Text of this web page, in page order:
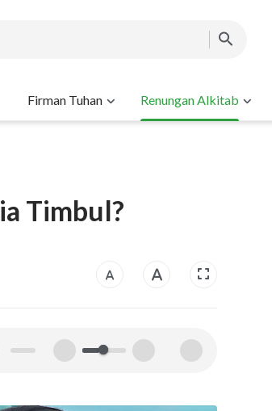
Firman Tuhan Renungan Alkitab
Timbul?
00:00